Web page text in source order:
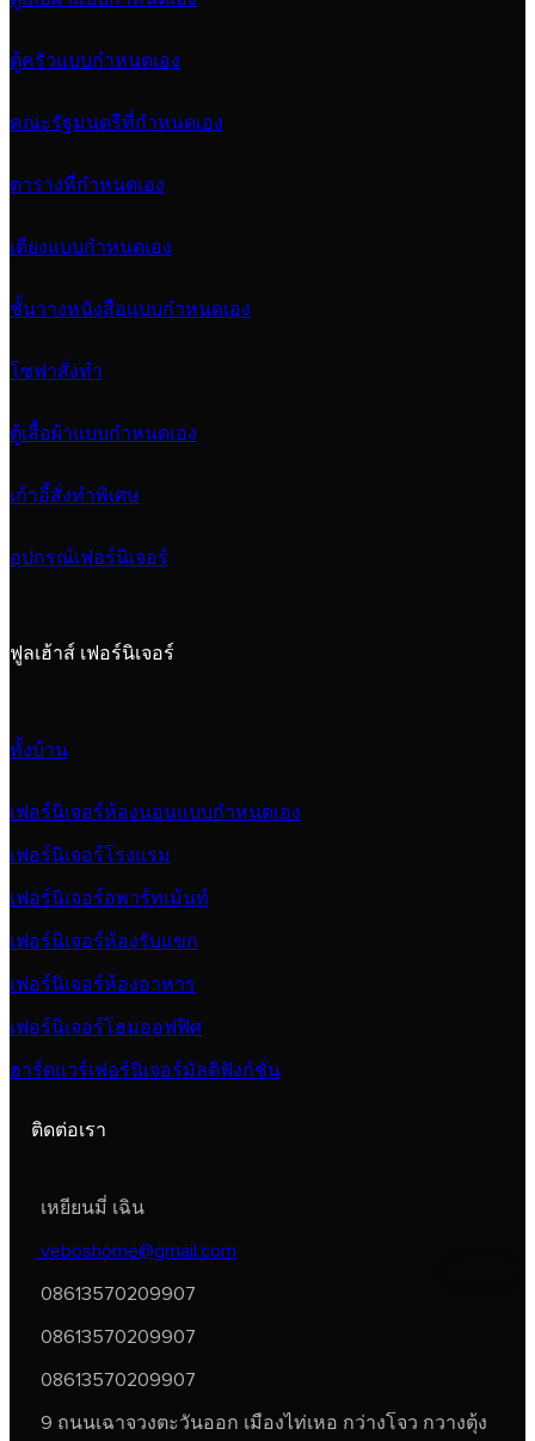
ตู้ครัวแบบกำหนดเอง
คณะรัฐมนตรีที่กำหนดเอง
ตารางที่กำหนดเอง
เตียงแบบกำหนดเอง
ชั้นวางหนังสือแบบกำหนดเอง
โซฟาสั่งทำ
ตู้เสื้อผ้าแบบกำหนดเอง
เก้าอี้สั่งทำพิเศษ
อุปกรณ์เฟอร์นิเจอร์
ฟูลเฮ้าส์ เฟอร์นิเจอร์
ทั้งบ้าน
เฟอร์นิเจอร์ห้องนอนแบบกำหนดเอง
เฟอร์นิเจอร์โรงแรม
เฟอร์นิเจอร์อพาร์ทเม้นท์
เฟอร์นิเจอร์ห้องรับแขก
เฟอร์นิเจอร์ห้องอาหาร
เฟอร์นิเจอร์โฮมออฟฟิศ
ฮาร์ดแวร์เฟอร์นิเจอร์มัลติฟังก์ชั่น
ติดต่อเรา
เหยียนมี่ เฉิน
veboshome@gmail.com
08613570209907
08613570209907
08613570209907
9 ถนนเฉาจวงตะวันออก เมืองไท่เหอ กว่างโจว กวางตุ้ง